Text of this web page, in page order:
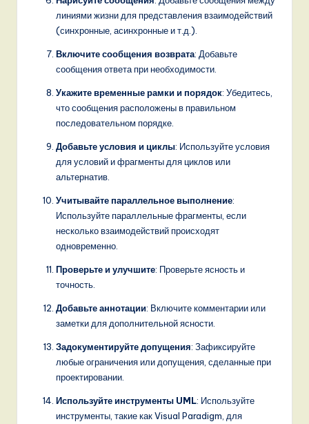
линиями жизни для представления взаимодействий
(синхронные, асинхронные и т.д.).
Включите сообщения возврата: Добавьте
сообщения ответа при необходимости.
Укажите временные рамки и порядок: Убедитесь,
что сообщения расположены в правильном
последовательном порядке.
Добавьте условия и циклы: Используйте условия
для условий и фрагменты для циклов или
альтернатив.
Учитывайте параллельное выполнение:
Используйте параллельные фрагменты, если
несколько взаимодействий происходят
одновременно.
Проверьте и улучшите: Проверьте ясность и
точность.
Добавьте аннотации: Включите комментарии или
заметки для дополнительной ясности.
Задокументируйте допущения: Зафиксируйте
любые ограничения или допущения, сделанные при
проектировании.
Используйте инструменты UML: Используйте
инструменты, такие как Visual Paradigm, для